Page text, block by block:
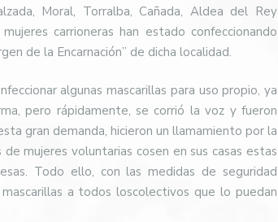
Moral, Torralba, Cañada, Aldea del Rey
carrioneras han estado confeccionando
de la Encarnación” de dicha localidad.
algunas mascarillas para uso propio, ya
pero rápidamente, se corrió la voz y fueron
gran demanda, hicieron un llamamiento por la
mujeres voluntarias cosen en sus casas estas
Todo ello, con las medidas de seguridad
a todos loscolectivos que lo puedan